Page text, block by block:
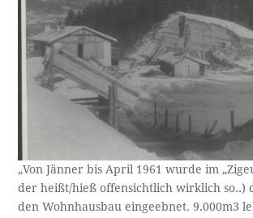
„Von Jänner bis April 1961 wurde im
der heißt/hieß offensichtlich wirklich so..)
den Wohnhausbau eingeebnet. 9.000m3